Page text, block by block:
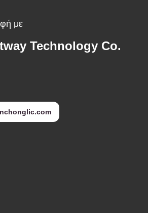
με
Technology Co.